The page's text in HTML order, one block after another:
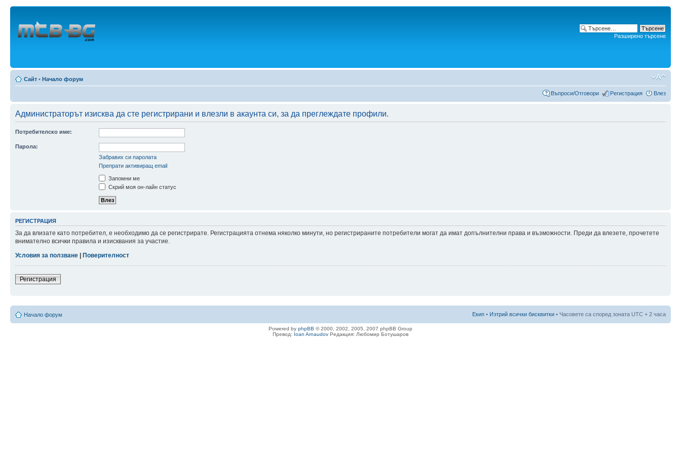
Разширено търсене
Сайт • Начало форум
Въпроси/Отговори Регистрация Влез
Администраторът изисква да сте регистрирани и влезли в акаунта си, за да преглеждате профили.
Потребителско име:
Парола:
Забравих си паролата
Препрати активиращ email
Запомни ме
Скрий моя он-лайн статус
РЕГИСТРАЦИЯ
За да влизате като потребител, е необходимо да се регистрирате. Регистрацията отнема няколко минути, но регистрираните потребители могат да имат допълнителни права и възможности. Преди да влезете, прочетете
внимателно всички правила и изисквания за участие.
Условия за ползване | Поверителност
Регистрация
Начало форум Екип • Изтрий всички бисквитки • Часовете са според зоната UTC + 2 часа
Powered by phpBB © 2000, 2002, 2005, 2007 phpBB Group
Превод: Ioan Arnaudov Редакция: Любомир Ботушаров